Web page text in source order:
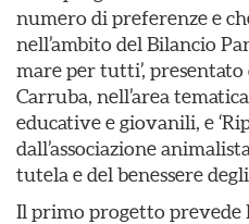
numero di preferenze e
nell’ambito del Bilancio
mare per tutti’, presentato
Carruba, nell’area
educative e giovanili, e
dall’associazione
tutela e del benessere
Il primo progetto prevede